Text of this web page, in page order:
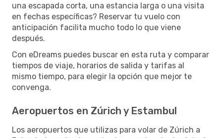
una escapada corta, una estancia larga o una visita
en fechas específicas? Reservar tu vuelo con
anticipación facilita mucho todo lo que viene
después.
Con eDreams puedes buscar en esta ruta y comparar
tiempos de viaje, horarios de salida y tarifas al
mismo tiempo, para elegir la opción que mejor te
convenga.
Aeropuertos en Zúrich y Estambul
Los aeropuertos que utilizas para volar de Zúrich a